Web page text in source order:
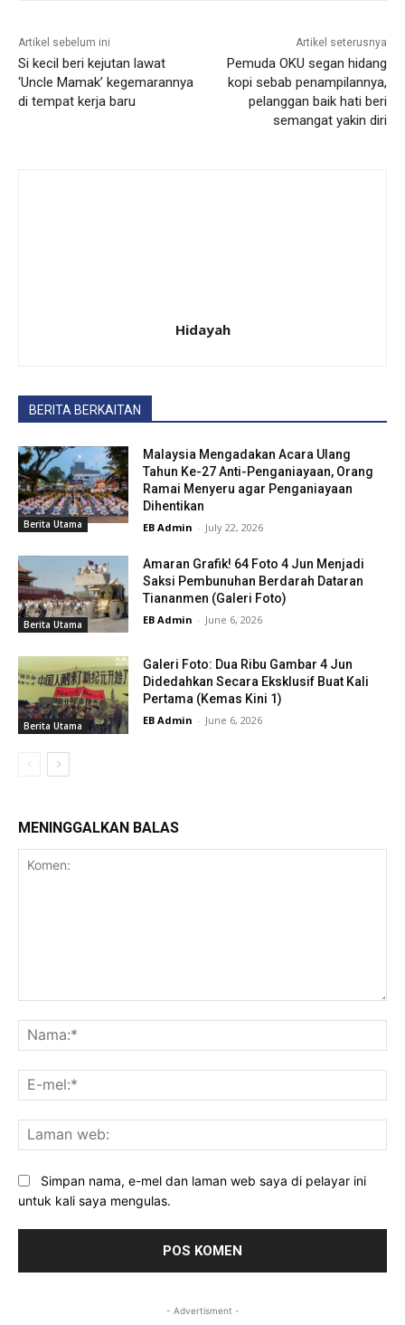
Artikel sebelum ini
Si kecil beri kejutan lawat
‘Uncle Mamak’ kegemarannya
di tempat kerja baru
Artikel seterusnya
Pemuda OKU segan hidang
kopi sebab penampilannya,
pelanggan baik hati beri
semangat yakin diri
Hidayah
BERITA BERKAITAN
Berita Utama
Malaysia Mengadakan Acara Ulang
Tahun Ke-27 Anti-Penganiayaan, Orang
Ramai Menyeru agar Penganiayaan
Dihentikan
EB Admin - July 22, 2026
Berita Utama
Amaran Grafik! 64 Foto 4 Jun Menjadi
Saksi Pembunuhan Berdarah Dataran
Tiananmen (Galeri Foto)
EB Admin - June 6, 2026
Berita Utama
Galeri Foto: Dua Ribu Gambar 4 Jun
Didedahkan Secara Eksklusif Buat Kali
Pertama (Kemas Kini 1)
EB Admin - June 6, 2026
MENINGGALKAN BALAS
Simpan nama, e-mel dan laman web saya di pelayar ini
untuk kali saya mengulas.
- Advertisment -